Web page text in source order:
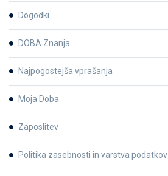
Dogodki
DOBA Znanja
Najpogostejša vprašanja
Moja Doba
Zaposlitev
Politika zasebnosti in varstva podatkov